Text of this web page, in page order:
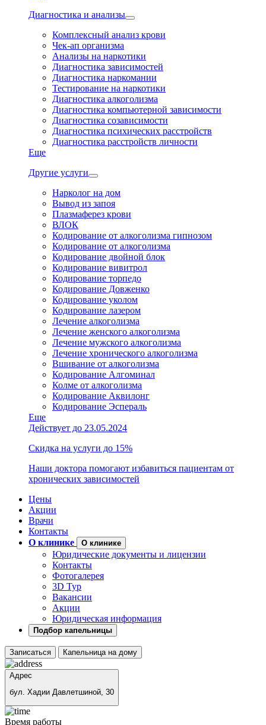
Диагностика и анализы
Комплексный анализ крови
Чек-ап организма
Анализы на наркотики
Диагностика зависимостей
Диагностика наркомании
Тестирование на наркотики
Диагностика алкоголизма
Диагностика компьютерной зависимости
Диагностика созависимости
Диагностика психических расстройств
Диагностика расстройств личности
Еще
Другие услуги
Нарколог на дом
Вывод из запоя
Плазмаферез крови
ВЛОК
Кодирование от алкоголизма гипнозом
Кодирование от алкоголизма
Кодирование двойной блок
Кодирование вивитрол
Кодирование торпедо
Кодирование Довженко
Кодирование уколом
Кодирование лазером
Лечение алкоголизма
Лечение женского алкоголизма
Лечение мужского алкоголизма
Лечение хронического алкоголизма
Вшивание от алкоголизма
Кодирование Алгоминал
Колме от алкоголизма
Кодирование Аквилонг
Кодирование Эспераль
Еще
Действует до 23.05.2024
Скидка на услуги до 15%
Наши доктора помогают избавиться пациентам от
хронических зависимостей
Цены
Акции
Врачи
Контакты
О клинике
О клинике
Юридические документы и лицензии
Контакты
Фотогалерея
3D Тур
Вакансии
Акции
Юридическая информация
Подбор капельницы
Записаться Капельница на дому
Адрес
бул. Хадии Давлетшиной, 30
Время работы